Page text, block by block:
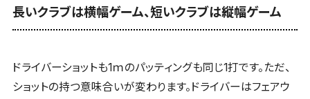
長いクラブは横幅ゲーム、短いクラブは縦幅ゲーム
ドライバーショットも1ｍのパッティングも同じ1打です。ただ、
ショットの持つ意味合いが変わります。ドライバーはフェアウ